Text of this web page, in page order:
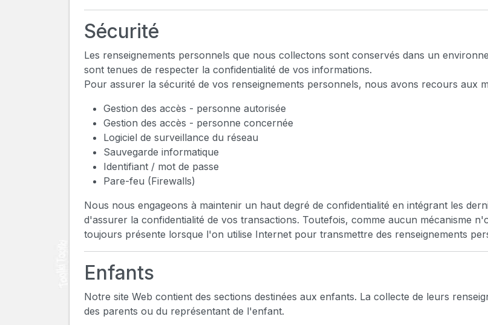
Sécurité
Les renseignements personnels que nous collectons sont conservés dans un
sont tenues de respecter la confidentialité de vos informations.
Pour assurer la sécurité de vos renseignements personnels, nous avons recours aux
Gestion des accès - personne autorisée
Gestion des accès - personne concernée
Logiciel de surveillance du réseau
Sauvegarde informatique
Identifiant / mot de passe
Pare-feu (Firewalls)
Nous nous engageons à maintenir un haut degré de confidentialité en intégrant les
d'assurer la confidentialité de vos transactions. Toutefois, comme aucun mécanisme
toujours présente lorsque l'on utilise Internet pour transmettre des renseignements
Enfants
Notre site Web contient des sections destinées aux enfants. La collecte de leurs
des parents ou du représentant de l'enfant.